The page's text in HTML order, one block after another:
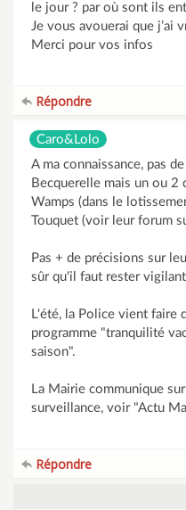
le jour ? par où sont ils
Je vous avouerai que j’ai
Merci pour vos infos
Répondre
Caro&Lolo
A ma connaissance, pas
Becquerelle mais un ou 2
Wamps (dans le
Touquet (voir leur forum
Pas + de précisions sur
sûr qu'il faut rester
L'été, la Police vient faire
programme "tranquilité
saison".
La Mairie communique
surveillance, voir "Actu
Répondre